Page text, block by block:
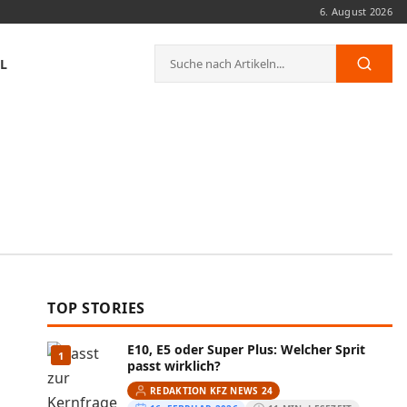
6. August 2026
Suche
nach:
TOP STORIES
1
E10, E5 oder Super Plus: Welcher Sprit
passt wirklich?
REDAKTION KFZ NEWS 24